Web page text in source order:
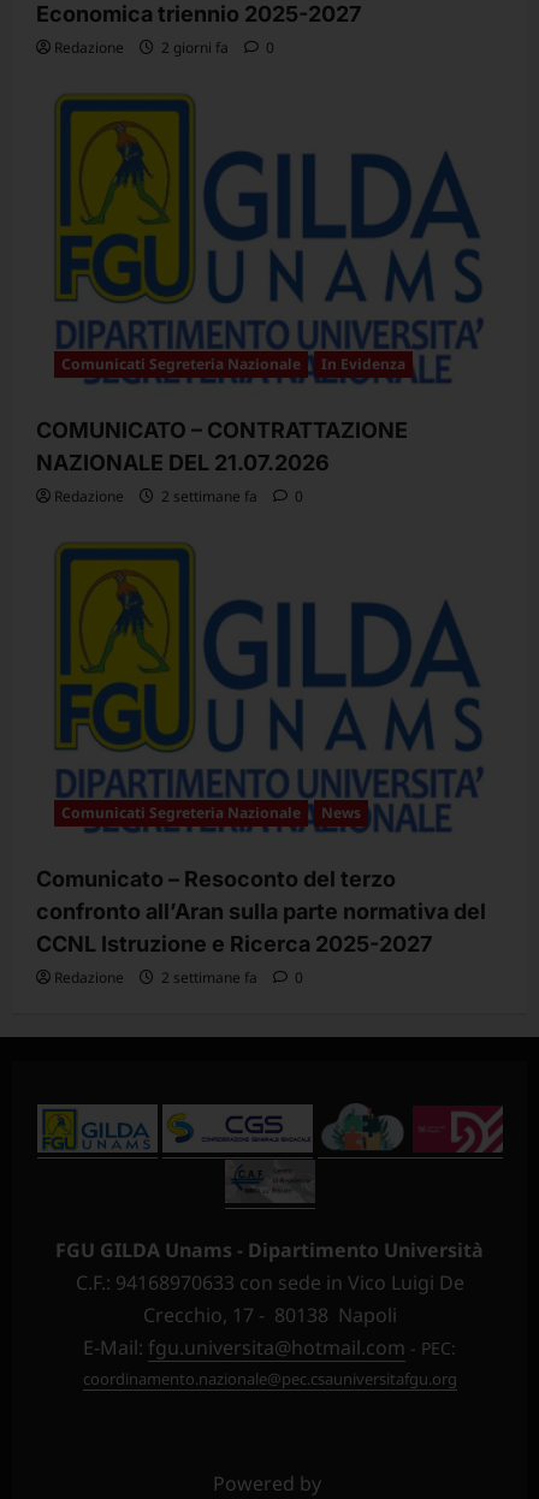
Economica triennio 2025-2027
Redazione 2 giorni fa 0
Comunicati Segreteria Nazionale In Evidenza
COMUNICATO – CONTRATTAZIONE
NAZIONALE DEL 21.07.2026
Redazione 2 settimane fa 0
Comunicati Segreteria Nazionale News
Comunicato – Resoconto del terzo
confronto all’Aran sulla parte normativa del
CCNL Istruzione e Ricerca 2025-2027
Redazione 2 settimane fa 0
FGU GILDA Unams - Dipartimento Università
C.F.: 94168970633 con sede in Vico Luigi De
Crecchio, 17 - 80138 Napoli
E-Mail: fgu.universita@hotmail.com - PEC:
coordinamento.nazionale@pec.csauniversitafgu.org
Powered by